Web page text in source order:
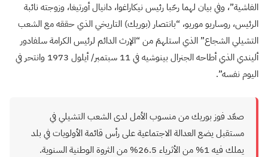
الفاشية”، وفي بيان لهما رحّبا رئيس نيكاراغوا، دانيال أورتيغا، وزوجته نائبة
الرئيس، روساريو موريو، “بانتصار (بوريك) التاريخي الذي حققه مع الشعب
التشيلي الشجاع” الذي استلهمَ من “الإرث الدائم لرئيس الكرامة سلفادور
أليندي الذي أطاحه الجنرال بينوشيه في 11 سبتمبر/ أيلول 1973 وانتحر في
اليوم نفسه”.
صعّد فوز بوريك من منسوب الأمل لدى الشعب التشيلي في
مستقبل يضع العدالة الاجتماعية على رأس قائمة الأولويات في بلد
يملك فيه 1% من الأثرياء 26.5% من الثروة الوطنية السنوية.